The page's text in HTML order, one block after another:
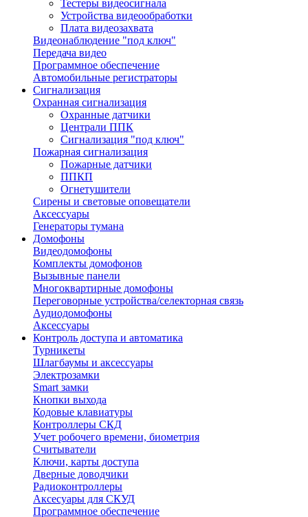
Тестеры видеосигнала
Устройства видеообработки
Плата видеозахвата
Видеонаблюдение "под ключ"
Передача видео
Программное обеспечение
Автомобильные регистраторы
Сигнализация
Охранная сигнализация
Охранные датчики
Централи ППК
Сигнализация "под ключ"
Пожарная сигнализация
Пожарные датчики
ППКП
Огнетушители
Сирены и световые оповещатели
Аксессуары
Генераторы тумана
Домофоны
Видеодомофоны
Комплекты домофонов
Вызывные панели
Многоквартирные домофоны
Переговорные устройства/селекторная связь
Аудиодомофоны
Аксессуары
Контроль доступа и автоматика
Турникеты
Шлагбаумы и аксессуары
Электрозамки
Smart замки
Кнопки выхода
Кодовые клавиатуры
Контроллеры СКД
Учет робочего времени, биометрия
Считыватели
Ключи, карты доступа
Дверные доводчики
Радиоконтроллеры
Аксесуары для СКУД
Программное обеспечение